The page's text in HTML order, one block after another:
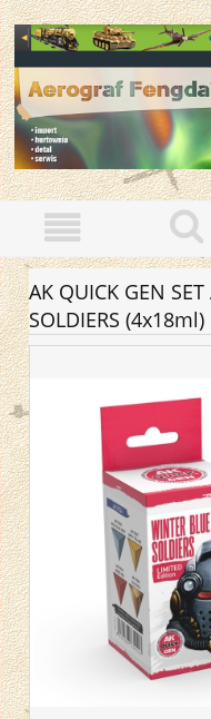
AK QUICK GEN
SOLDIERS (4x18ml)